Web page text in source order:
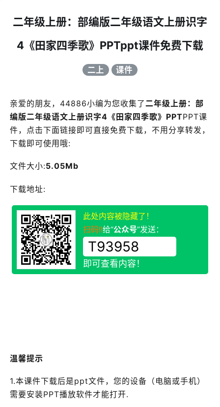
二年级上册：部编版二年级语文上册识字
4《田家四季歌》PPTppt课件免费下载
二上 课件
亲爱的朋友，44886小编为您收集了二年级上册：部
编版二年级语文上册识字4《田家四季歌》PPTPPT课
件，点击下面链接即可直接免费下载，不用分享转发，
下载即可使用哦:
文件大小:5.05Mb
下载地址:
此处内容被隐藏了！
扫码!!给“公众号”发送：
即可查看内容！
温馨提示
1.本课件下载后是ppt文件，您的设备（电脑或手机）
需要安装PPT播放软件才能打开.